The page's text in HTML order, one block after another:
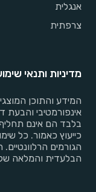
אנגלית
צרפתית
מדיניות ותנאי
המידע והתוכן
אינפורמטיבי והבעת
בלבד הם אינם תחליף
כייעוץ כאמור. כל
הגורמים
הבלעדית והמלאה